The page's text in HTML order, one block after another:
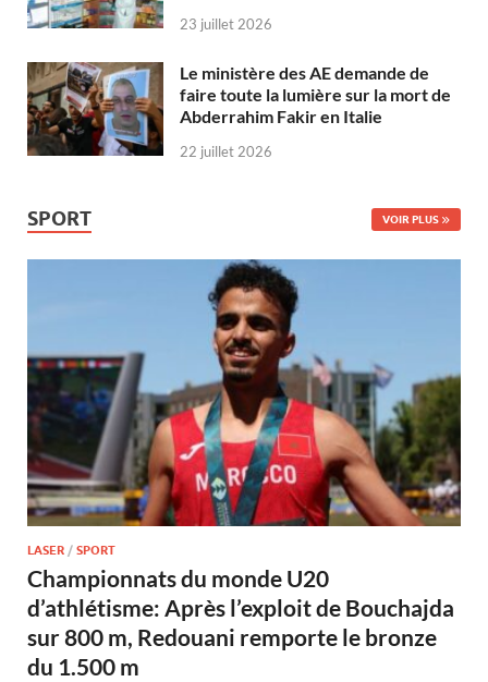
23 juillet 2026
Le ministère des AE demande de
faire toute la lumière sur la mort de
Abderrahim Fakir en Italie
22 juillet 2026
SPORT VOIR PLUS
LASER / SPORT
Championnats du monde U20
d’athlétisme: Après l’exploit de Bouchajda
sur 800 m, Redouani remporte le bronze
du 1.500 m